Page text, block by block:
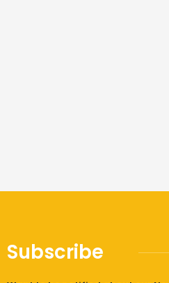
Subscribe